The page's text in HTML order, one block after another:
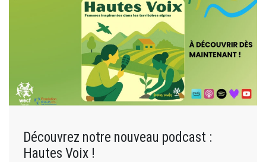
Découvrez notre nouveau podcast :
Hautes Voix !